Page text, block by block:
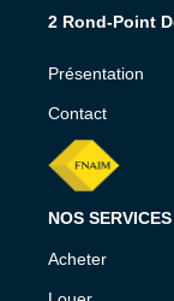
2 Rond-Point
Présentation
Contact
NOS SERVICES
Acheter